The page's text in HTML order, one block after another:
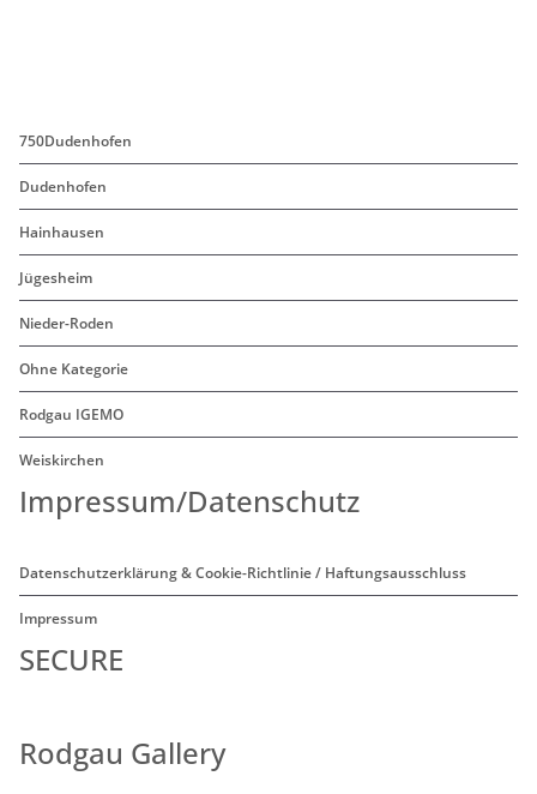
750Dudenhofen
Dudenhofen
Hainhausen
Jügesheim
Nieder-Roden
Ohne Kategorie
Rodgau IGEMO
Weiskirchen
Impressum/Datenschutz
Datenschutzerklärung & Cookie-Richtlinie / Haftungsausschluss
Impressum
SECURE
Rodgau Gallery